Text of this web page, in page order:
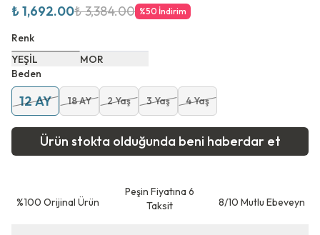
₺ 1,692.00₺ 3,384.00 %50 İndirim
Renk
YEŞİL
MOR
Beden
12 AY 18 AY 2 Yaş 3 Yaş 4 Yaş
Ürün stokta olduğunda beni haberdar et
⁠%100 Orijinal Ürün
Peşin Fiyatına 6
Taksit
8/10 Mutlu Ebeveyn